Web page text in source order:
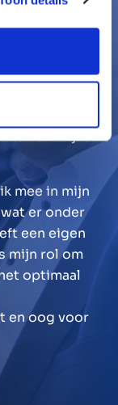
– ik
en
er zoveel
de reis met
bekende
mee in mijn
er onder
een eigen
mijn rol om
optimaal
en oog voor